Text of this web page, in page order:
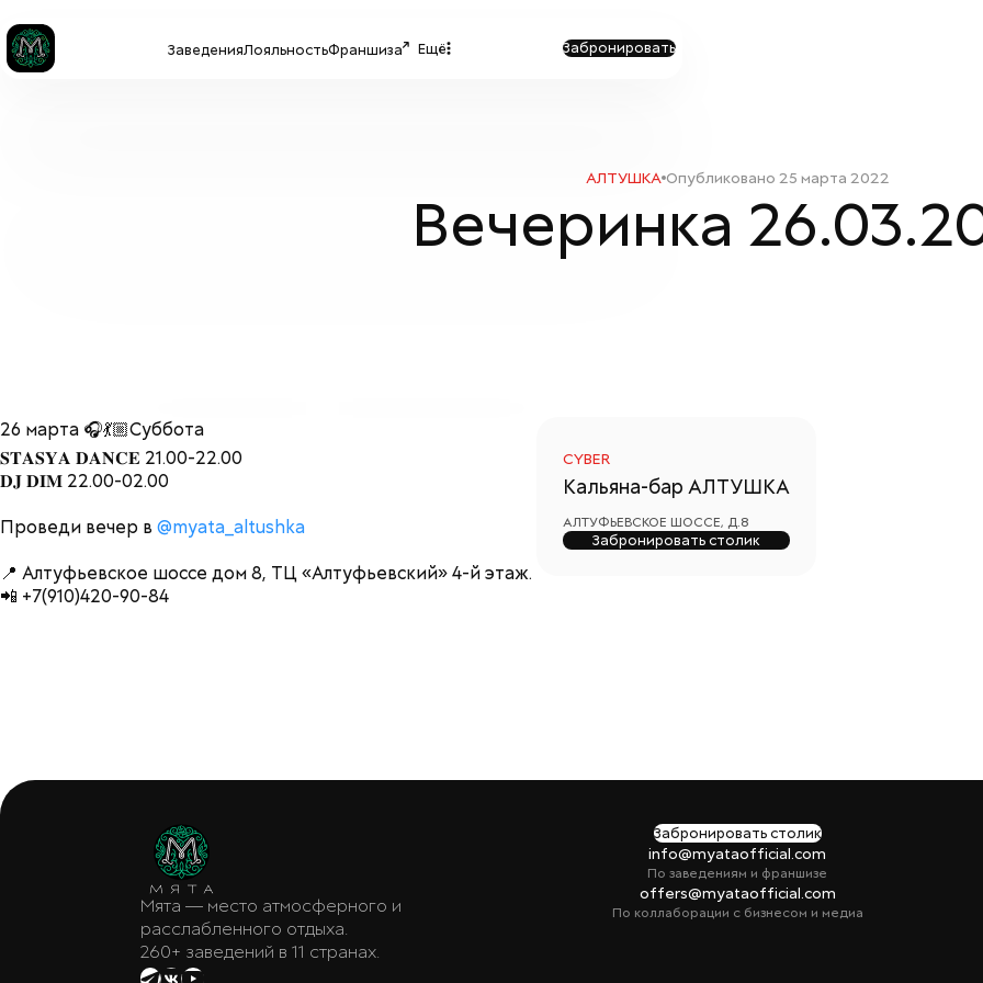
ЗаведенияЛояльностьФраншиза Ещё Забронировать
АЛТУШКА Опубликовано 25 марта 2022
Вечеринка
26 марта 🎧💃🏼Суббота
𝐒𝐓𝐀𝐒𝐘𝐀 𝐃𝐀𝐍𝐂𝐄 21.00-22.00
𝐃𝐉 𝐃𝐈𝐌 22.00-02.00
Проведи вечер в @myata_altushka
📍 Алтуфьевское шоссе дом 8, ТЦ «Алтуфьевский» 4-й этаж.
📲 +7(910)420-90-84
CYBER
Кальяна-бар АЛТУШКА
АЛТУФЬЕВСКОЕ ШОССЕ, Д.8
Забронировать столик
Мята — место атмосферного и
расслабленного отдыха.
260+ заведений в 11 странах.
Забронировать столик
info@myataofficial.com
По заведениям и франшизе
offers@myataofficial.com
По коллаборации с бизнесом и медиа